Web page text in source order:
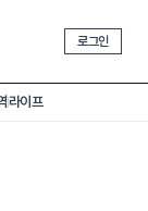
로그인
라이프